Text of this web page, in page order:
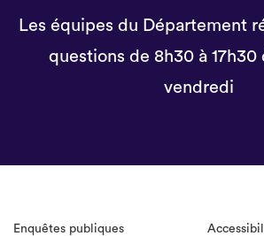
Les équipes du Département
questions de 8h30 à 17h30
vendredi
Enquêtes publiques